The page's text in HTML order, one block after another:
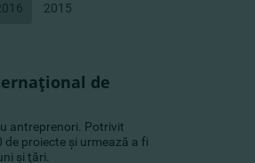
2015
de
antreprenori. Potrivit
proiecte şi urmează a fi
şi ţări.